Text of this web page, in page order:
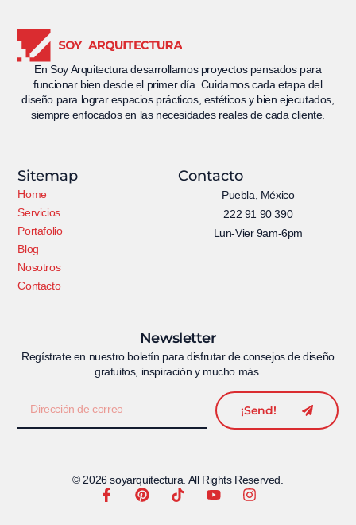
En Soy Arquitectura desarrollamos proyectos pensados para
funcionar bien desde el primer día. Cuidamos cada etapa del
diseño para lograr espacios prácticos, estéticos y bien ejecutados,
siempre enfocados en las necesidades reales de cada cliente.
Sitemap
Home
Servicios
Portafolio
Blog
Nosotros
Contacto
Contacto
Puebla, México
222 91 90 390
Lun-Vier 9am-6pm
Newsletter
Regístrate en nuestro boletín para disfrutar de consejos de diseño
gratuitos, inspiración y mucho más.
¡Send!
© 2026 soyarquitectura. All Rights Reserved.